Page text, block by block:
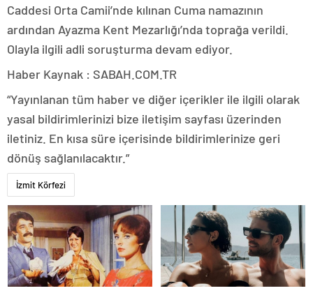
Caddesi Orta Camii’nde kılınan Cuma namazının
ardından Ayazma Kent Mezarlığı’nda toprağa verildi.
Olayla ilgili adli soruşturma devam ediyor.
Haber Kaynak : SABAH.COM.TR
“Yayınlanan tüm haber ve diğer içerikler ile ilgili olarak
yasal bildirimlerinizi bize iletişim sayfası üzerinden
iletiniz. En kısa süre içerisinde bildirimlerinize geri
dönüş sağlanılacaktır.”
İzmit Körfezi